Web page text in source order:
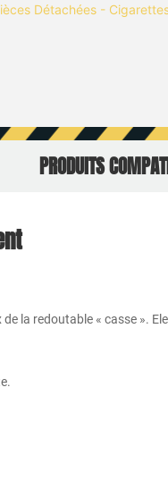
Détachées -
PRODUITS
la redoutable « casse ».